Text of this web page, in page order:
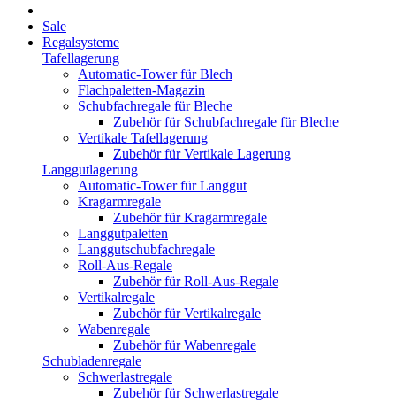
Sale
Regalsysteme
Tafellagerung
Automatic-Tower für Blech
Flachpaletten-Magazin
Schubfachregale für Bleche
Zubehör für Schubfachregale für Bleche
Vertikale Tafellagerung
Zubehör für Vertikale Lagerung
Langgutlagerung
Automatic-Tower für Langgut
Kragarmregale
Zubehör für Kragarmregale
Langgutpaletten
Langgutschubfachregale
Roll-Aus-Regale
Zubehör für Roll-Aus-Regale
Vertikalregale
Zubehör für Vertikalregale
Wabenregale
Zubehör für Wabenregale
Schubladenregale
Schwerlastregale
Zubehör für Schwerlastregale